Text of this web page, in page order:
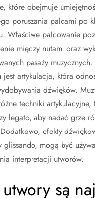
które obejmuje
poruszania palcami po
Właściwe palcowanie
między nutami oraz
pasaży
jest artykulacja, która
dźwięków.
techniki artykulacyjne,
legato, aby nadać grze
efekty
glissando, mogą być
interpretacji utworów.
utwory są